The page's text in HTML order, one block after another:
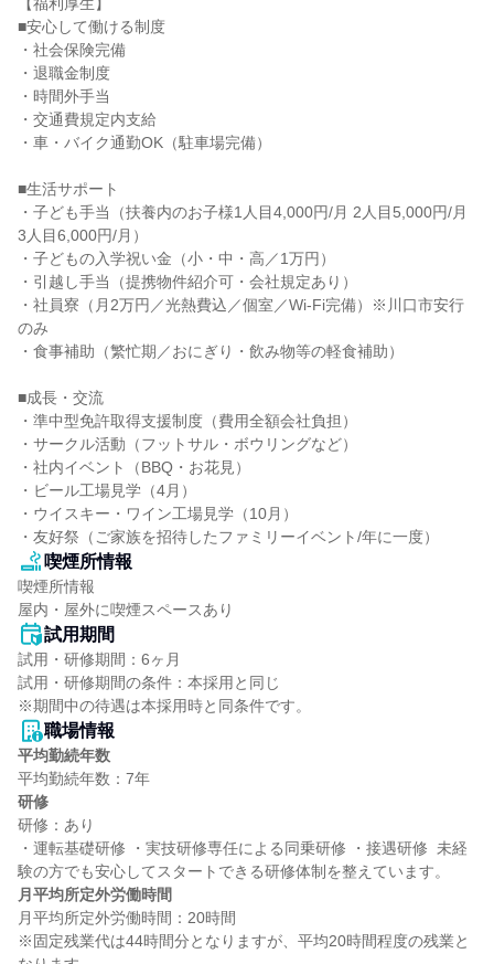
■安心して働ける制度
・社会保険完備
・退職金制度
・時間外手当
・交通費規定内支給
・車・バイク通勤OK（駐車場完備）
■生活サポート
・子ども手当（扶養内のお子様1人目4,000円/月 2人目5,000円/月
3人目6,000円/月）
・子どもの入学祝い金（小・中・高／1万円）
・引越し手当（提携物件紹介可・会社規定あり）
・社員寮（月2万円／光熱費込／個室／Wi-Fi完備）※川口市安行
のみ
・食事補助（繁忙期／おにぎり・飲み物等の軽食補助）
■成長・交流
・準中型免許取得支援制度（費用全額会社負担）
・サークル活動（フットサル・ボウリングなど）
・社内イベント（BBQ・お花見）
・ビール工場見学（4月）
・ウイスキー・ワイン工場見学（10月）
・友好祭（ご家族を招待したファミリーイベント/年に一度）
喫煙所情報
喫煙所情報
屋内・屋外に喫煙スペースあり
試用期間
試用・研修期間：6ヶ月
試用・研修期間の条件：本採用と同じ
職場情報
平均勤続年数
研修
研修：あり
・運転基礎研修 ・実技研修専任による同乗研修 ・接遇研修  未経
月平均所定外労働時間
月平均所定外労働時間：20時間
※固定残業代は44時間分となりますが、平均20時間程度の残業と